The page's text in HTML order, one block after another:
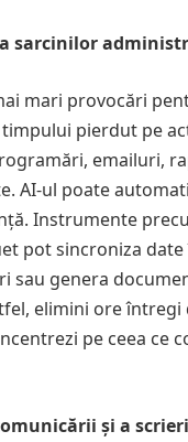
sarcinilor
mari provocări
pierdut pe
emailuri,
AI-ul poate
Instrumente
pot sincroniza
sau genera
elimini ore întregi
pe ceea ce
și a